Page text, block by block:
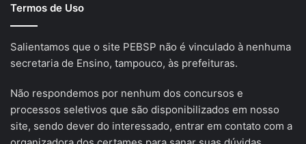
Termos de Uso
Salientamos que o site PEBSP não é vinculado à nenhuma
secretaria de Ensino, tampouco, às prefeituras.
Não respondemos por nenhum dos concursos e
processos seletivos que são disponibilizados em nosso
site, sendo dever do interessado, entrar em contato com a